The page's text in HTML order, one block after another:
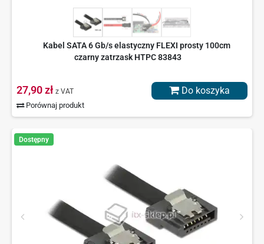
Kabel SATA 6 Gb/s elastyczny FLEXI prosty 100cm
czarny zatrzask HTPC 83843
27,90 zł z VAT
Porównaj produkt
Do koszyka
Dostępny